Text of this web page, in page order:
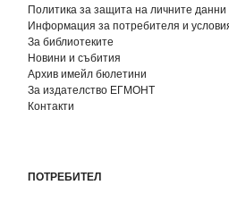
Политика за защита на личните данни
Информация за потребителя и
За библиотеките
Новини и събития
Архив имейл бюлетини
За издателство ЕГМОНТ
Контакти
ПОТРЕБИТЕЛ